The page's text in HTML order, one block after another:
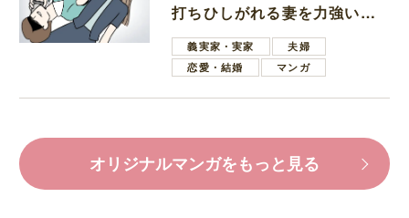
打ちひしがれる妻を力強い言
葉で励ます夫
義実家・実家
夫婦
恋愛・結婚
マンガ
オリジナルマンガをもっと見る